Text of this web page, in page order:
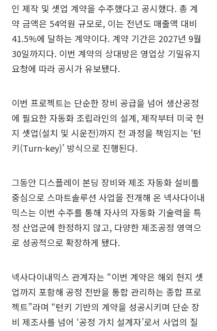
인 제작 및 셋업 계약을 수주했다고 공시했다. 총 계
약 금액은 54억원 규모로, 이는 전년도 매출액 대비
41.5%에 달하는 계약이다. 계약 기간은 2027년 9월
30일까지다. 이번 계약의 상대방은 영업상 기밀유지
요청에 따라 공시가 유보됐다.
이번 프로젝트는 단순한 장비 공급을 넘어 생산공정
에 필요한 자동화 조립라인의 설계, 제작부터 미국 현
지 셋업(설치 및 시운전)까지 전 과정을 책임지는 ‘턴
키(Turn-key)’ 방식으로 진행된다.
그동안 디스플레이 본딩 장비와 제조 자동화 설비를
중심으로 스마트솔루션 사업을 전개해 온 넥사다이내
믹스는 이번 수주를 통해 자사의 자동화 기술력을 특
정 산업군에 한정하지 않고, 다양한 제조공정 영역으
로 성공적으로 확장하게 됐다.
넥사다이내믹스 관계자는 “이번 계약은 해외 현지 셋
업까지 포함해 공정 전반을 통합 관리하는 종합 프로
젝트”라며 “턴키 기반의 계약을 성공시키며 단순 장
비 제조사를 넘어 ‘공정 가치 설계자’로서 사업의 질